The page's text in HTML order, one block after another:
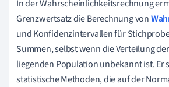
In der Wahrscheinlichkeitsrechnung
Grenzwertsatz die Berechnung von
und Konfidenzintervallen für
Summen, selbst wenn die Verteilung
liegenden Population unbekannt ist. Er
statistische Methoden, die auf der